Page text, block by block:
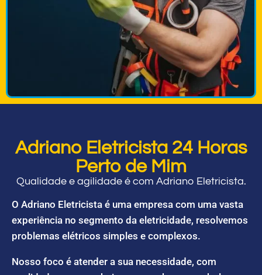
Adriano Eletricista 24 Horas
Perto de Mim
Qualidade e agilidade é com Adriano Eletricista.
O Adriano Eletricista é uma empresa com uma vasta
experiência no segmento da eletricidade, resolvemos
problemas elétricos simples e complexos.
Nosso foco é atender a sua necessidade, com